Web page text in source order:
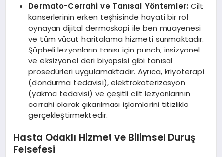
Dermato-Cerrahi ve Tanısal Yöntemler: Cilt
kanserlerinin erken teşhisinde hayati bir rol
oynayan dijital dermoskopi ile ben muayenesi
ve tüm vücut haritalama hizmeti sunmaktadır.
Şüpheli lezyonların tanısı için punch, insizyonel
ve eksizyonel deri biyopsisi gibi tanısal
prosedürleri uygulamaktadır. Ayrıca, kriyoterapi
(dondurma tedavisi), elektrokoterizasyon
(yakma tedavisi) ve çeşitli cilt lezyonlarının
cerrahi olarak çıkarılması işlemlerini titizlikle
gerçekleştirmektedir.
Hasta Odaklı Hizmet ve Bilimsel Duruş
Felsefesi